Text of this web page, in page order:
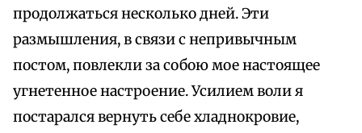
продолжаться несколько дней. Эти
размышления, в связи с непривычным
постом, повлекли за собою мое настоящее
угнетенное настроение. Усилием воли я
постарался вернуть себе хладнокровие,